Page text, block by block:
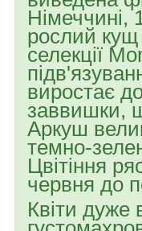
Німеччині,
рослий кущ
селекції
виростає
заввишки,
Аркуш
темно-
Цвітіння
червня до
Квіти дуже